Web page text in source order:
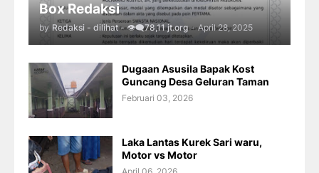
Box Redaksi
by Redaksi - dilihat - 👁️‍🗨️78,11 jt.org - April 28, 2025
Dugaan Asusila Bapak Kost
Guncang Desa Geluran Taman
Februari 03, 2026
Laka Lantas Kurek Sari waru,
Motor vs Motor